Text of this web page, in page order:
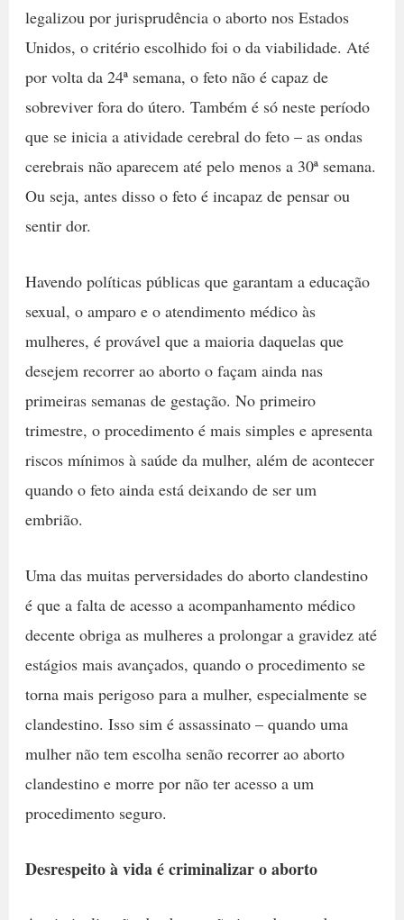
legalizou por jurisprudência o aborto nos Estados
Unidos, o critério escolhido foi o da viabilidade. Até
por volta da 24ª semana, o feto não é capaz de
sobreviver fora do útero. Também é só neste período
que se inicia a atividade cerebral do feto – as ondas
cerebrais não aparecem até pelo menos a 30ª semana.
Ou seja, antes disso o feto é incapaz de pensar ou
sentir dor.
Havendo políticas públicas que garantam a educação
sexual, o amparo e o atendimento médico às
mulheres, é provável que a maioria daquelas que
desejem recorrer ao aborto o façam ainda nas
primeiras semanas de gestação. No primeiro
trimestre, o procedimento é mais simples e apresenta
riscos mínimos à saúde da mulher, além de acontecer
quando o feto ainda está deixando de ser um
embrião.
Uma das muitas perversidades do aborto clandestino
é que a falta de acesso a acompanhamento médico
decente obriga as mulheres a prolongar a gravidez até
estágios mais avançados, quando o procedimento se
torna mais perigoso para a mulher, especialmente se
clandestino. Isso sim é assassinato – quando uma
mulher não tem escolha senão recorrer ao aborto
clandestino e morre por não ter acesso a um
procedimento seguro.
Desrespeito à vida é criminalizar o aborto